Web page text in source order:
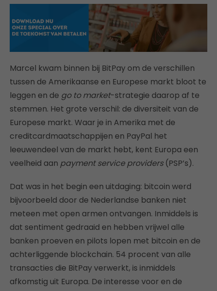
Marcel kwam binnen bij BitPay om de verschillen
tussen de Amerikaanse en Europese markt bloot te
leggen en de go to market-strategie daarop af te
stemmen. Het grote verschil: de diversiteit van de
Europese markt. Waar je in Amerika met de
creditcardmaatschappijen en PayPal het
leeuwendeel van de markt hebt, kent Europa een
veelheid aan payment service providers(PSP’s).
Dat was in het begin een uitdaging: bitcoin werd
bijvoorbeeld door de Nederlandse banken niet
meteen met open armen ontvangen. Inmiddels is
dat sentiment gedraaid en hebben vrijwel alle
banken proeven en pilots lopen met bitcoin en de
achterliggende blockchain. 54 procent van alle
transacties die BitPay verwerkt, is inmiddels
afkomstig uit Europa. De interesse voor en de